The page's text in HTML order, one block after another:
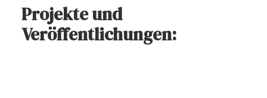
Projekte und
Veröffentlichungen: